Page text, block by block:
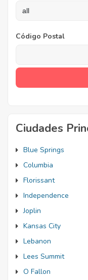
Código Postal
Ciudades
Blue Springs
Columbia
Florissant
Independence
Joplin
Kansas City
Lebanon
Lees Summit
O Fallon